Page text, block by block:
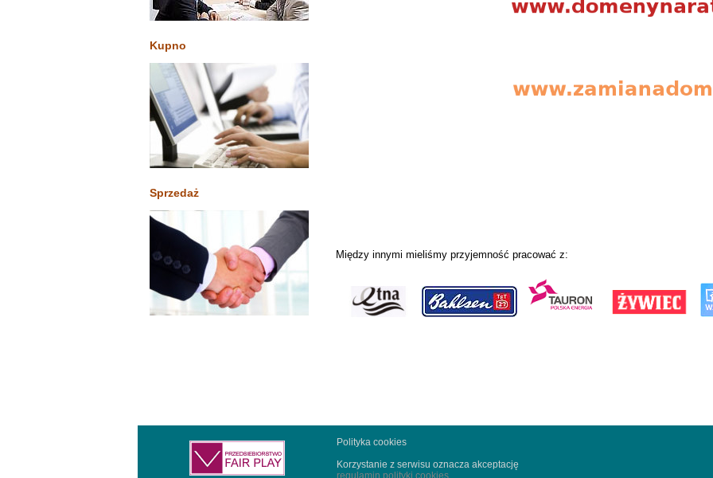
Kupno
Sprzedaż
Między innymi mieliśmy przyjemność pracować z:
Polityka cookies
Korzystanie z serwisu oznacza akceptację
regulamin polityki cookies